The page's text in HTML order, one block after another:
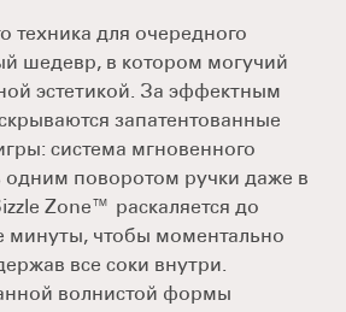
техника для очередного
шедевр, в котором могучий
эстетикой. За эффектным
запатентованные
система мгновенного
одним поворотом ручки даже в
Zone™ раскаляется до
минуты, чтобы моментально
все соки внутри.
волнистой формы